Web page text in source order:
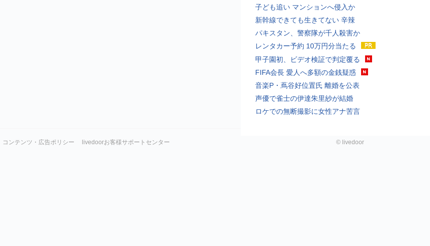
子ども追い マンションへ侵入か
新幹線できても生きてない 辛辣
パキスタン、警察隊が千人殺害か
レンタカー予約 10万円分当たる
甲子園初、ビデオ検証で判定覆る
FIFA会長 愛人へ多額の金銭疑惑
音楽P・蔦谷好位置氏 離婚を公表
声優で雀士の伊達朱里紗が結婚
ロケでの無断撮影に女性アナ苦言
コンテンツ・広告ポリシー livedoorお客様サポートセンター © livedoor